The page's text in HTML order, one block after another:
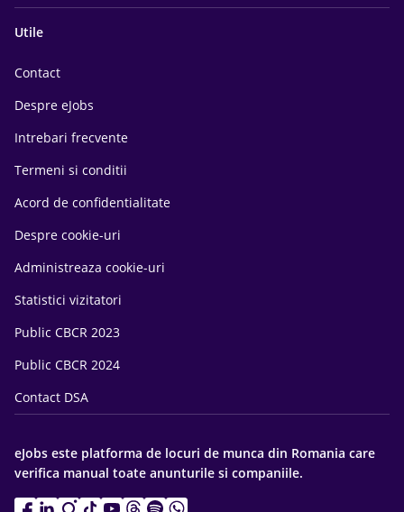
Utile
Contact
Despre eJobs
Intrebari frecvente
Termeni si conditii
Acord de confidentialitate
Despre cookie-uri
Administreaza cookie-uri
Statistici vizitatori
Public CBCR 2023
Public CBCR 2024
Contact DSA
eJobs este platforma de locuri de munca din Romania care
verifica manual toate anunturile si companiile.